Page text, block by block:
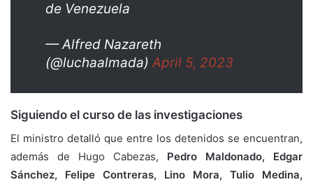
de Venezuela
— Alfred Nazareth
(@luchaalmada) April 5, 2023
Siguiendo el curso de las investigaciones
El ministro detalló que entre los detenidos se encuentran,
además de Hugo Cabezas, Pedro Maldonado, Edgar
Sánchez, Felipe Contreras, Lino Mora, Tulio Medina,